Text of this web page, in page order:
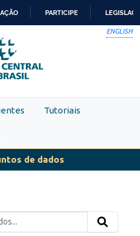
PARA
O
CONTEÚDO
PARTICIPE
ENGLISH
Tutoriais
de dados